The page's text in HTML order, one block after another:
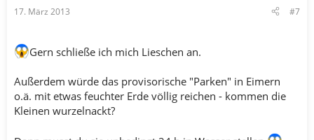
17. März 2013 #7
Gern schließe ich mich Lieschen an.
Außerdem würde das provisorische "Parken" in Eimern
o.ä. mit etwas feuchter Erde völlig reichen - kommen die
Kleinen wurzelnackt?